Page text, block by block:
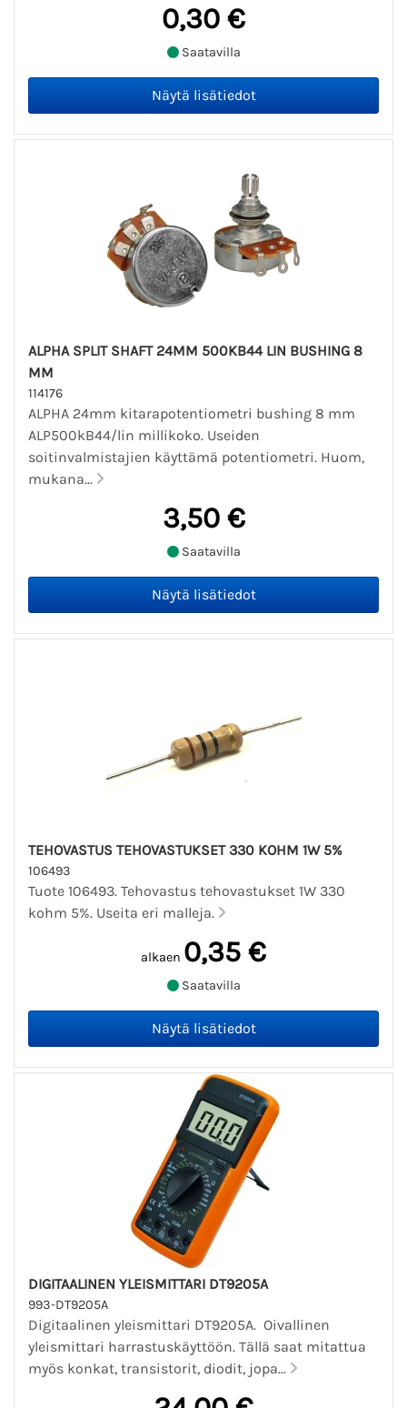
0,30 €
Saatavilla
ALPHA SPLIT SHAFT 24MM 500KB44 LIN BUSHING 8
MM
114176
ALPHA 24mm kitarapotentiometri bushing 8 mm
ALP500kB44/lin millikoko. Useiden
soitinvalmistajien käyttämä potentiometri. Huom,
mukana...
3,50 €
Saatavilla
TEHOVASTUS TEHOVASTUKSET 330 KOHM 1W 5%
106493
Tuote 106493. Tehovastus tehovastukset 1W 330
kohm 5%. Useita eri malleja.
alkaen 0,35 €
Saatavilla
DIGITAALINEN YLEISMITTARI DT9205A
993-DT9205A
Digitaalinen yleismittari DT9205A. Oivallinen
yleismittari harrastuskäyttöön. Tällä saat mitattua
myös konkat, transistorit, diodit, jopa...